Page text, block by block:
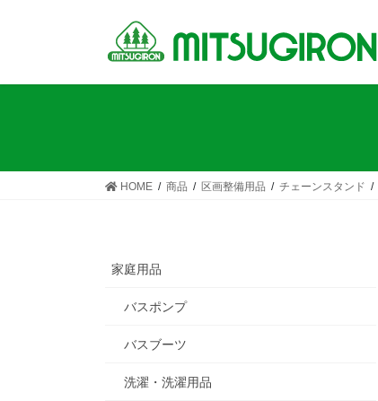
HOME 商品 区画整備用品 チェーンスタンド
家庭用品
バスポンプ
バスブーツ
洗濯・洗濯用品